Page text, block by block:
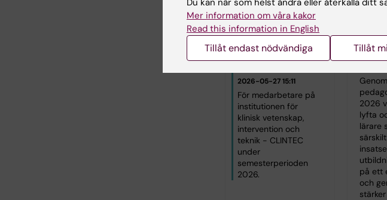
Information från
prefektkansliet
inför sommaren
2026
2026-05-27 15:11
För medarbetare på
institutionen för
klinisk vetenskap,
intervention och
teknik - CLINTEC
under
semesterperioden
2026.
2026
2026
lyfta
lärare
på ett
och
Mer information om våra kakor
Read this information in English
Tillåt endast nödvändiga Tillåt